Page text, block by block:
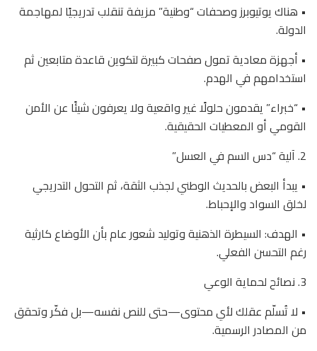
• هناك يوتيوبرز وصحفات “وطنية” مزيفة تنقلب تدريجيًا لمهاجمة
الدولة.
• أجهزة معادية تمول صفحات كبيرة لتكوين قاعدة متابعين ثم
استخدامهم في الهدم.
• “خبراء” يقدمون حلولًا غير واقعية ولا يعرفون شيئًا عن الأمن
القومي أو المعطيات الحقيقية.
2. آلية “دس السم في العسل”
• يبدأ البعض بالحديث الوطني لجذب الثقة، ثم التحول التدريجي
لخلق السواد والإحباط.
• الهدف: السيطرة الذهنية وتوليد شعور عام بأن الأوضاع كارثية
رغم التحسن الفعلي.
3. نصائح لحماية الوعي
• لا تُسلّم عقلك لأي محتوى—حتى للنص نفسه—بل فكّر وتحقق
من المصادر الرسمية.